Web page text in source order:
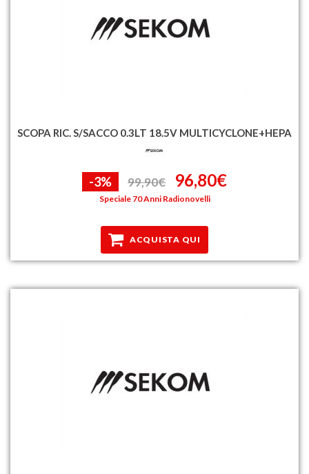
SCOPA RIC. S/SACCO 0.3LT 18.5V MULTICYCLONE+HEPA
-3% 99,90€ 96,80€
Speciale 70 Anni Radionovelli
ACQUISTA QUI